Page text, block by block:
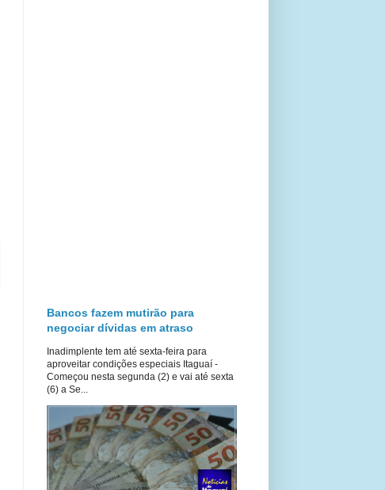
Bancos fazem mutirão para
negociar dívidas em atraso
Inadimplente tem até sexta-feira para
aproveitar condições especiais Itaguaí -
Começou nesta segunda (2) e vai até sexta
(6) a Se...